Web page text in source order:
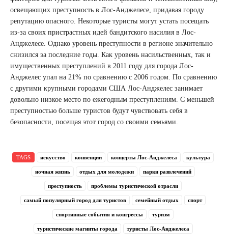
освещающих преступность в Лос-Анджелесе, придавая городу
репутацию опасного. Некоторые туристы могут устать посещать
из-за своих пристрастных идей бандитского насилия в Лос-
Анджелесе. Однако уровень преступности в регионе значительно
снизился за последние годы. Как уровень насильственных, так и
имущественных преступлений в 2011 году для города Лос-
Анджелес упал на 21% по сравнению с 2006 годом. По сравнению
с другими крупными городами США Лос-Анджелес занимает
довольно низкое место по ежегодным преступлениям. С меньшей
преступностью больше туристов будут чувствовать себя в
безопасности, посещая этот город со своими семьями.
TAGS искусство конвенции концерты Лос-Анджелеса культура
ночная жизнь отдых для молодежи парки развлечений
преступность проблемы туристической отрасли
самый популярный город для туристов семейный отдых спорт
спортивные события и конгрессы туризм
туристические магниты города туристы Лос-Анджелеса